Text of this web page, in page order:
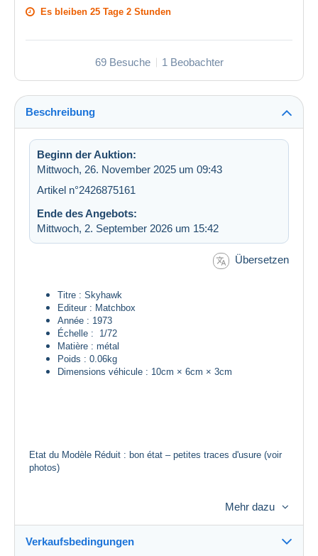
Es bleiben 25 Tage 2 Stunden
69 Besuche 1 Beobachter
Beschreibung
Beginn der Auktion:
Mittwoch, 26. November 2025 um 09:43
Artikel n°2426875161
Ende des Angebots:
Mittwoch, 2. September 2026 um 15:42
Übersetzen
Titre : Skyhawk
Editeur : Matchbox
Année : 1973
Échelle : 1/72
Matière : métal
Poids : 0.06kg
Dimensions véhicule : 10cm × 6cm × 3cm
Etat du Modèle Réduit : bon état – petites traces d'usure (voir
photos)
ATTENTION ATTENTION : l'avion est vendu tel que présenté –
Mehr dazu
Verkaufsbedingungen